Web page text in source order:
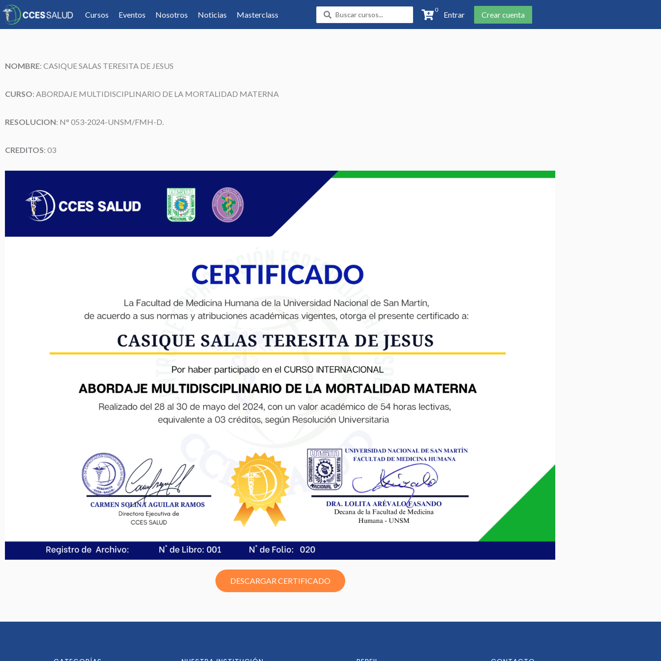
Cursos Eventos Nosotros Noticias Masterclass
Search
...
0
Entrar Crear cuenta
NOMBRE: CASIQUE SALAS TERESITA DE JESUS
CURSO: ABORDAJE MULTIDISCIPLINARIO DE LA MORTALIDAD MATERNA
RESOLUCION: N° 053-2024-UNSM/FMH-D.
CREDITOS: 03
DESCARGAR CERTIFICADO